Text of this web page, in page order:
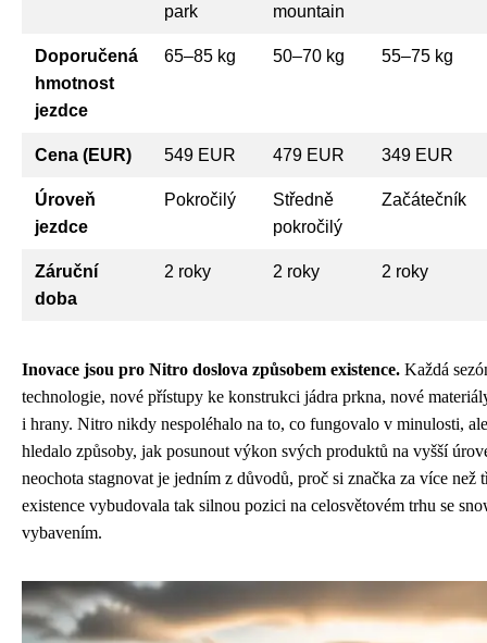
park
mountain
Doporučená
hmotnost
jezdce
65–85 kg 50–70 kg 55–75 kg
Cena (EUR) 549 EUR 479 EUR 349 EUR
Úroveň
jezdce
Pokročilý
Středně
pokročilý
Začátečník
Záruční
doba
2 roky 2 roky 2 roky
Inovace jsou pro Nitro doslova způsobem existence. Každá
technologie, nové přístupy ke konstrukci jádra prkna, nové
i hrany. Nitro nikdy nespoléhalo na to, co fungovalo v minulosti,
hledalo způsoby, jak posunout výkon svých produktů na vyšší
neochota stagnovat je jedním z důvodů, proč si značka za více než
existence vybudovala tak silnou pozici na celosvětovém trhu se
vybavením.